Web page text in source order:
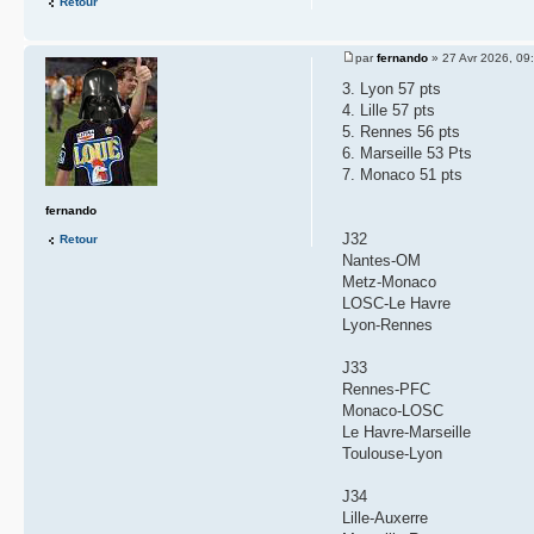
parfernando» 27 Avr 2026,
3. Lyon 57 pts
4. Lille 57 pts
5. Rennes 56 pts
6. Marseille 53 Pts
7. Monaco 51 pts
J32
Nantes-OM
Metz-Monaco
LOSC-Le Havre
Lyon-Rennes
J33
Rennes-PFC
Monaco-LOSC
Le Havre-Marseille
Toulouse-Lyon
J34
Lille-Auxerre
fernando
Retour